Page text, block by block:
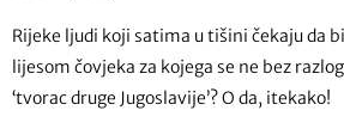
Rijeke ljudi koji satima u tišini čekaju da
lijesom čovjeka za kojega se ne bez
‘tvorac druge Jugoslavije’? O da, itekako!